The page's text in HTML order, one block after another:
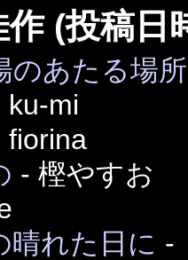
作 (投稿日
のあたる場
ku-mi
fiorina
- 樫やすお
晴れた日に -